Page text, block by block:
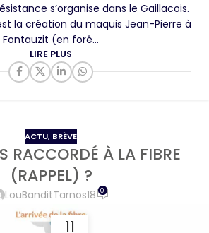
s’organise dans le Gaillacois.
la création du maquis Jean-Pierre à
Fontauzit (en forê...
LIRE PLUS
ACTU, BRÈVE
RACCORDÉ À LA FIBRE
(RAPPEL) ?
LouBanditTarnos18 0
11